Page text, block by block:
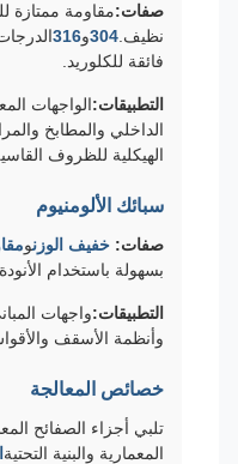
صفات:مقاومة ممتازة
نظيف. 304و316
فائقة للكلوريد.
التطبيقات:الواجهات
الداخلي والمطابخ
الهيكلية للظروف
سبائك الألومنيوم
صفات: خفيف الوزنو
بسهولة باستخدام
التطبيقات:واجهات
وأنظمة الأسقف
خصائص المعالجة
تلبي أجزاء الصفائح
المعمارية والبنية التحتية